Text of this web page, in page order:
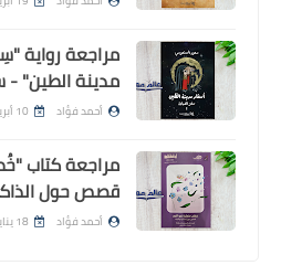
مراجعة رواية
مدينة الطين"
أحمد فؤاد 10 أبريل 2026
مراجعة كتاب
قصص حول
أحمد فؤاد 18 يناير 2026